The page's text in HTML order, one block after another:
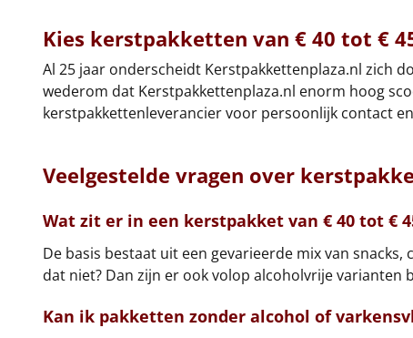
Kies kerstpakketten van € 40 tot €
Al 25 jaar onderscheidt Kerstpakkettenplaza.nl zich
wederom dat Kerstpakkettenplaza.nl enorm hoog
kerstpakkettenleverancier voor persoonlijk contact
Veelgestelde vragen over
Wat zit er in een kerstpakket van € 40 tot €
De basis bestaat uit een gevarieerde mix van
dat niet? Dan zijn er ook volop alcoholvrije varianten
Kan ik pakketten zonder alcohol of